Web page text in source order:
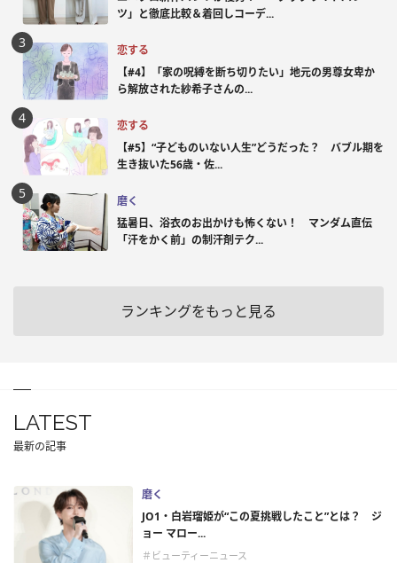
ツ」と徹底比較＆着回しコーデ...
恋する
【#4】「家の呪縛を断ち切りたい」地元の男尊女卑か
ら解放された紗希子さんの...
恋する
【#5】“子どものいない人生”どうだった？ バブル期を
生き抜いた56歳・佐...
磨く
猛暑日、浴衣のお出かけも怖くない！ マンダム直伝
「汗をかく前」の制汗剤テク...
ランキングをもっと見る
LATEST
最新の記事
磨く
JO1・白岩瑠姫が“この夏挑戦したこと”とは？ ジ
ョー マロー...
＃ビューティーニュース